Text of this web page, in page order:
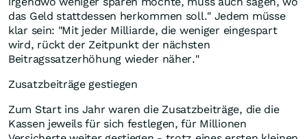
das Geld stattdessen herkommen soll." Jedem müsse
klar sein: "Mit jeder Milliarde, die weniger eingespart
wird, rückt der Zeitpunkt der nächsten
Beitragssatzerhöhung wieder näher."
Zusatzbeiträge gestiegen
Zum Start ins Jahr waren die Zusatzbeiträge, die die
Kassen jeweils für sich festlegen, für Millionen